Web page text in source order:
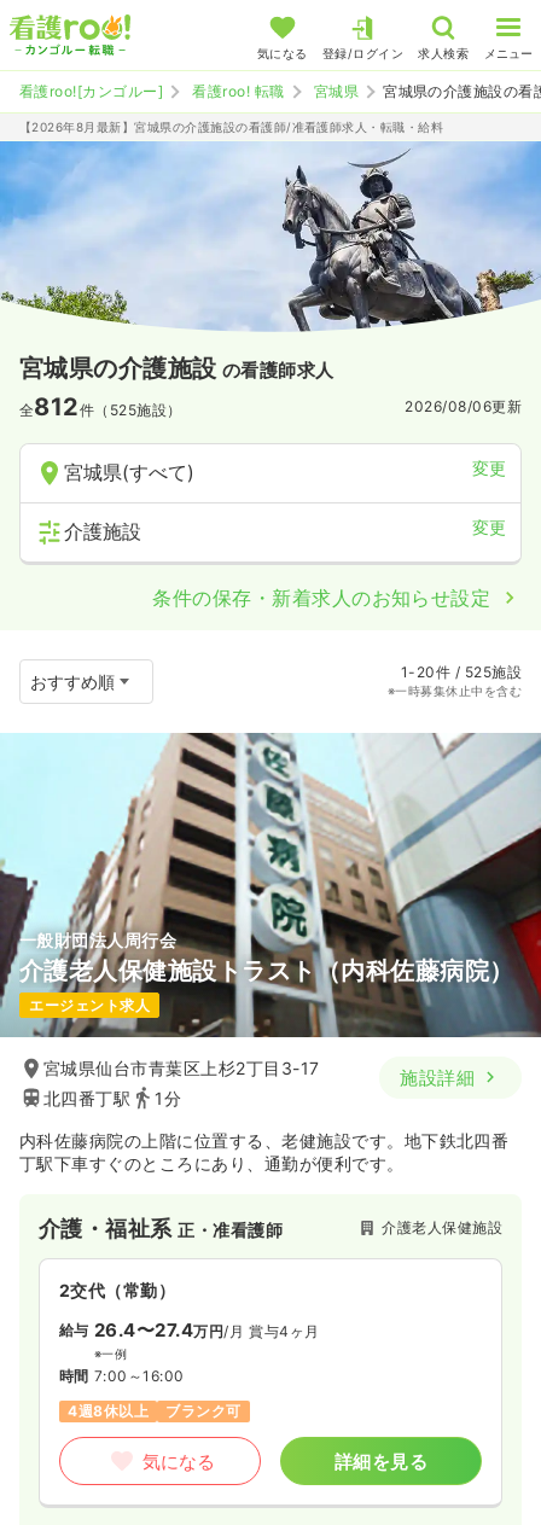
気になる 登録/ログイン 求人検索 メニュー
看護roo![カンゴルー] 看護roo! 転職 宮城県 宮城県の介護施設の看
【2026年8月最新】宮城県の介護施設の看護師/准看護師求人・転職・給料
宮城県の介護施設 の看護師求人
全812件（525施設） 2026/08/06更新
宮城県(すべて) 変更
介護施設 変更
条件の保存・新着求人のお知らせ設定
1-20件 / 525施設
※一時募集休止中を含む
一般財団法人周行会
介護老人保健施設トラスト（内科佐藤病院）
エージェント求人
宮城県仙台市青葉区上杉2丁目3-17
北四番丁駅
1分
施設詳細
内科佐藤病院の上階に位置する、老健施設です。地下鉄北四番
丁駅下車すぐのところにあり、通勤が便利です。
介護・福祉系正・准看護師 介護老人保健施設
2交代（常勤）
給与 26.4〜27.4万円/月 賞与4ヶ月
※一例
時間 7:00～16:00
4週8休以上
ブランク可
気になる 詳細を見る